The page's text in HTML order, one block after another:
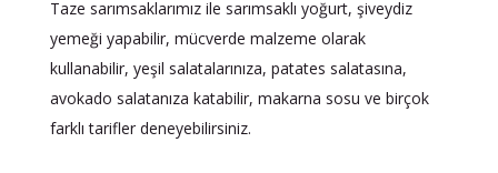
Taze sarımsaklarımız ile sarımsaklı yoğurt, şiveydiz
yemeği yapabilir, mücverde malzeme olarak
kullanabilir, yeşil salatalarınıza, patates salatasına,
avokado salatanıza katabilir, makarna sosu ve birçok
farklı tarifler deneyebilirsiniz.